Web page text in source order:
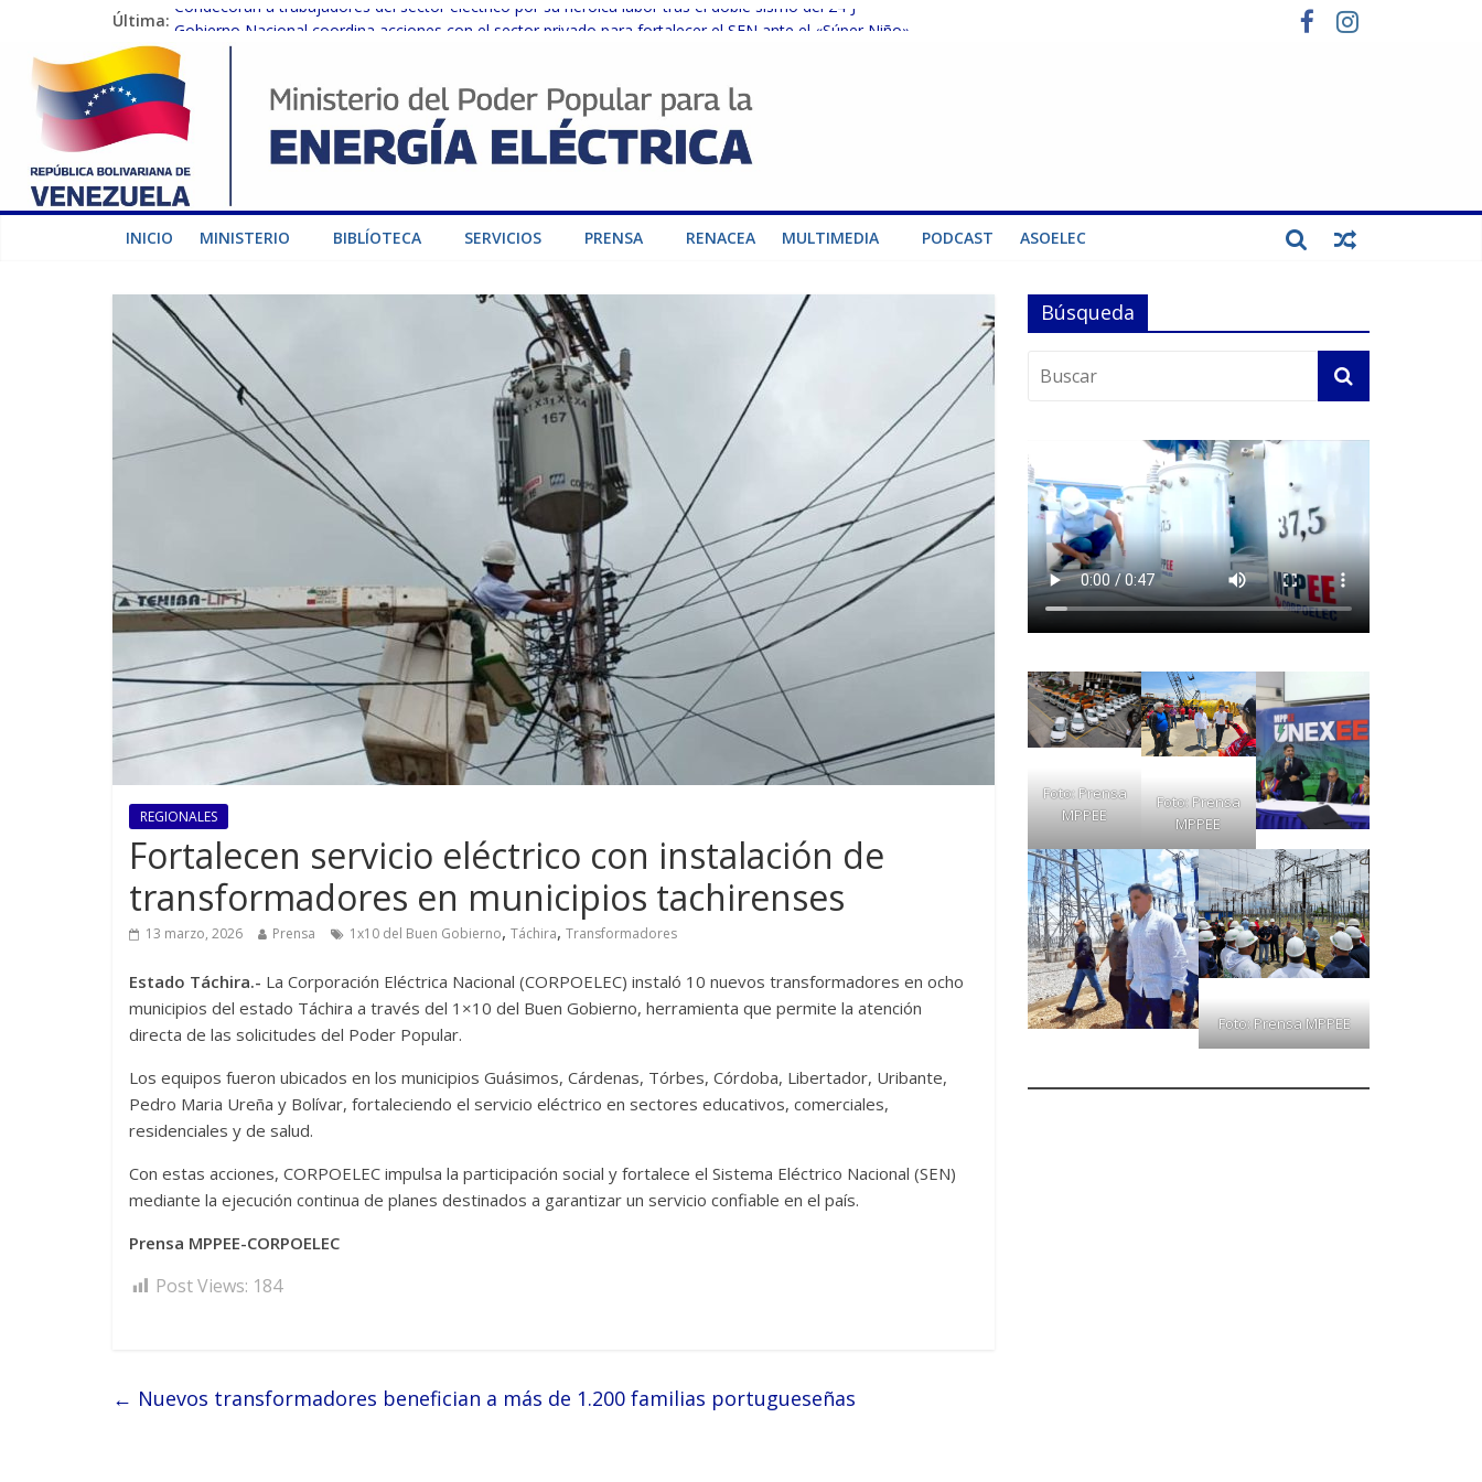
Última: Condecoran a trabajadores del sector eléctrico por su heroica labor tras el doble sismo del 24-J
Gobierno Nacional coordina acciones con el sector privado para fortalecer el SEN ante el «Súper Niño»
Inspeccionan trabajos de rehabilitación en instalaciones del SEN en Carabobo
Gobierno Nacional activa plan preventivo para fortalecer el SEN ante el fenómeno de El Niño
Termocarabobo recupera el 50% de su capacidad de generación para fortalecer el SEN
INICIO MINISTERIO BIBLÍOTECA SERVICIOS PRENSA RENACEA MULTIMEDIA PODCAST ASOELEC
REGIONALES
Fortalecen servicio eléctrico con instalación de
transformadores en municipios tachirenses
13 marzo, 2026 Prensa 1x10 del Buen Gobierno, Táchira, Transformadores
Estado Táchira.- La Corporación Eléctrica Nacional (CORPOELEC) instaló 10 nuevos transformadores en ocho
municipios del estado Táchira a través del 1×10 del Buen Gobierno, herramienta que permite la atención
directa de las solicitudes del Poder Popular.
Los equipos fueron ubicados en los municipios Guásimos, Cárdenas, Tórbes, Córdoba, Libertador, Uribante,
Pedro Maria Ureña y Bolívar, fortaleciendo el servicio eléctrico en sectores educativos, comerciales,
residenciales y de salud.
Con estas acciones, CORPOELEC impulsa la participación social y fortalece el Sistema Eléctrico Nacional (SEN)
mediante la ejecución continua de planes destinados a garantizar un servicio confiable en el país.
Prensa MPPEE-CORPOELEC
Post Views: 184
← Nuevos transformadores benefician a más de 1.200 familias portugueseñas
Búsqueda
Foto: Prensa
MPPEE
Foto: Prensa
MPPEE
Foto: Prensa MPPEE